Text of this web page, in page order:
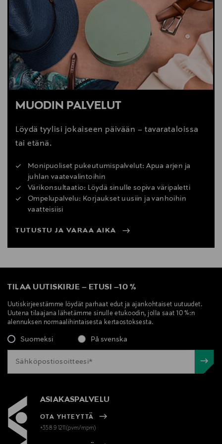
MUODIN PALVELUT
Löydä tyylisi jokaiseen päivään – tavarataloissa
tai etänä.
Monipuoliset pukeutumispalvelut: Apua arjen ja
juhlan vaatevalintoihin
Värikonsultaatio: Löydä sinulle sopiva väripaletti
Ompelupalvelu: Korjaukset uusiin ja vanhoihin
vaatteisiisi
TUTUSTU JA VARAA AIKA
TILAA UUTISKIRJE – ETUSI –10 %
Uutiskirjeestämme löydät parhaat edut ja ajankohtaiset uutuudet.
Uutena tilaajana lähetämme sinulle etukoodin, jolla saat 10 %:n
alennuksen normaalihintaisesta kertaostoksesta.
Suomeksi På svenska
ASIAKASPALVELU
OTA YHTEYTTÄ
+358 9 1211(pvm/mpm)